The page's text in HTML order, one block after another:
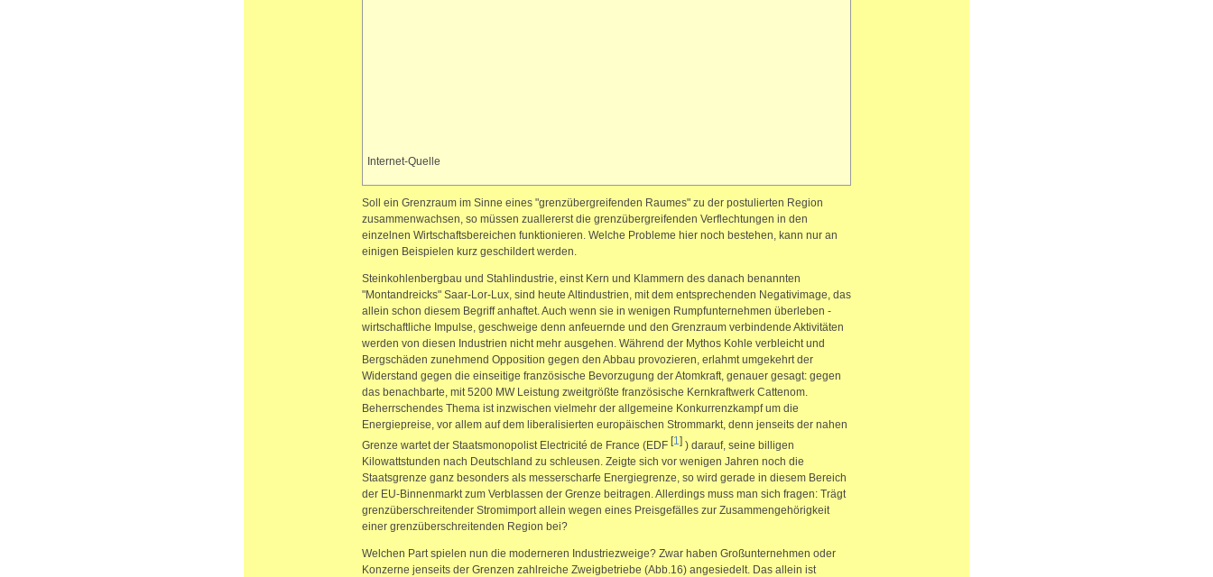
Internet-Quelle
Soll ein Grenzraum im Sinne eines "grenzübergreifenden Raumes" zu der postulierten Region
zusammenwachsen, so müssen zuallererst die grenzübergreifenden Verflechtungen in den
einzelnen Wirtschaftsbereichen funktionieren. Welche Probleme hier noch bestehen, kann nur an
einigen Beispielen kurz geschildert werden.
Steinkohlenbergbau und Stahlindustrie, einst Kern und Klammern des danach benannten
"Montandreicks" Saar-Lor-Lux, sind heute Altindustrien, mit dem entsprechenden Negativimage, das
allein schon diesem Begriff anhaftet. Auch wenn sie in wenigen Rumpfunternehmen überleben -
wirtschaftliche Impulse, geschweige denn anfeuernde und den Grenzraum verbindende Aktivitäten
werden von diesen Industrien nicht mehr ausgehen. Während der Mythos Kohle verbleicht und
Bergschäden zunehmend Opposition gegen den Abbau provozieren, erlahmt umgekehrt der
Widerstand gegen die einseitige französische Bevorzugung der Atomkraft, genauer gesagt: gegen
das benachbarte, mit 5200 MW Leistung zweitgrößte französische Kernkraftwerk Cattenom.
Beherrschendes Thema ist inzwischen vielmehr der allgemeine Konkurrenzkampf um die
Energiepreise, vor allem auf dem liberalisierten europäischen Strommarkt, denn jenseits der nahen
Grenze wartet der Staatsmonopolist Electricité de France (EDF [1]) darauf, seine billigen
Kilowattstunden nach Deutschland zu schleusen. Zeigte sich vor wenigen Jahren noch die
Staatsgrenze ganz besonders als messerscharfe Energiegrenze, so wird gerade in diesem Bereich
der EU-Binnenmarkt zum Verblassen der Grenze beitragen. Allerdings muss man sich fragen: Trägt
grenzüberschreitender Stromimport allein wegen eines Preisgefälles zur Zusammengehörigkeit
einer grenzüberschreitenden Region bei?
Welchen Part spielen nun die moderneren Industriezweige? Zwar haben Großunternehmen oder
Konzerne jenseits der Grenzen zahlreiche Zweigbetriebe (Abb.16) angesiedelt. Das allein ist